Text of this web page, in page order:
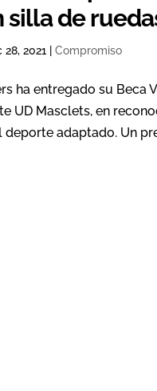
silla de
28, 2021 |Compromiso
ha entregado su Beca
UD Masclets, en
deporte adaptado. Un